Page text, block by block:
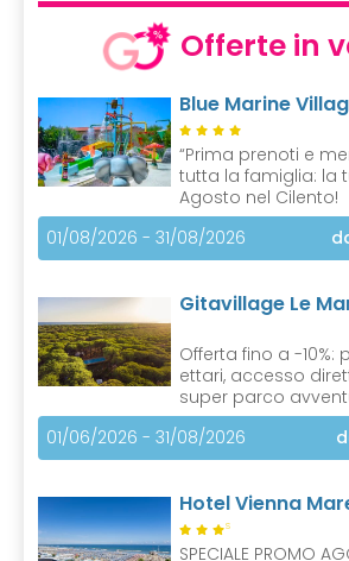
Offerte in
Blue Marine
“Prima prenoti e
tutta la famiglia: la
Agosto nel Cilento!
01/08/2026 - 31/08/2026
Gitavillage Le
Offerta fino a -10%:
ettari, accesso
super parco
01/06/2026 - 31/08/2026
Hotel Vienna
S
SPECIALE PROMO